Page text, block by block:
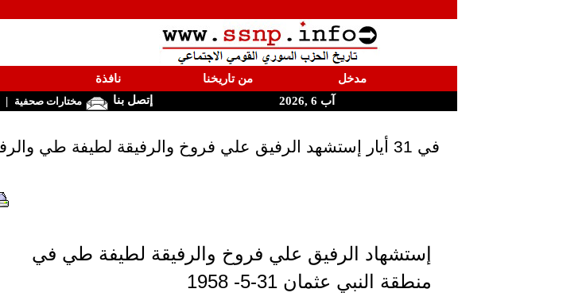
مدخل من تاريخنا نافذة
آب 6 ,2026
إتصل بنا مختارات صحفية |
في 31 أيار إستشهد الرفيق علي فروخ والرفيقة لطيفة طي والرفيقين سامي جبرا سعادة و عبد العزيز محمد الهلال
إستشهاد الرفيق علي فروخ والرفيقة لطيفة طي في
منطقة النبي عثمان 31-5- 1958